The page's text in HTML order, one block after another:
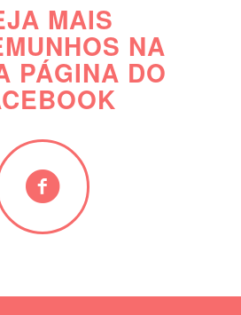
MAIS
NA
PÁGINA DO